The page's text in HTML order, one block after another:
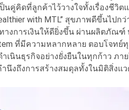
คู่คิดที่ลูกค้าไว้วางใจทั้งเรื่องชีวิต
with MTL” สุขภาพดีขึ้นไปกว่
งการเงินให้ดียิ่งขึ้น ผ่านผลิตภัณฑ์
ที่มีความหลากหลาย ตอบโจทย์
เนินธุรกิจอย่างยั่งยืนในทุกก้าว ภา
นึงถึงการสร้างสมดุลทั้งในมิติสิ่งแ